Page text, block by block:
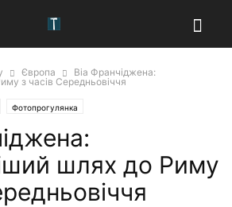
Європа
Віа Франчіджена:
з часів Середньовіччя
Фотопрогулянка
шлях до Риму